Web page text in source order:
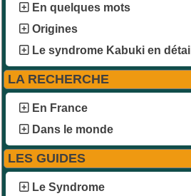
En quelques mots
Origines
Le syndrome Kabuki en détail
LA RECHERCHE
En France
Dans le monde
LES GUIDES
Le Syndrome